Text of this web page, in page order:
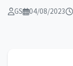
GS 04/08/2023